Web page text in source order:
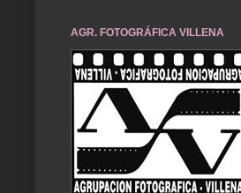
AGR. FOTOGRÁFICA VILLENA